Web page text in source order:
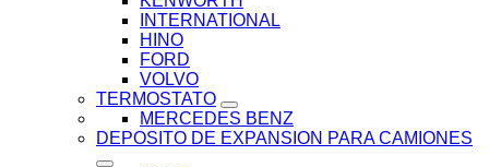
INTERNATIONAL
HINO
FORD
VOLVO
TERMOSTATO
MERCEDES BENZ
DEPOSITO DE EXPANSION PARA CAMIONES